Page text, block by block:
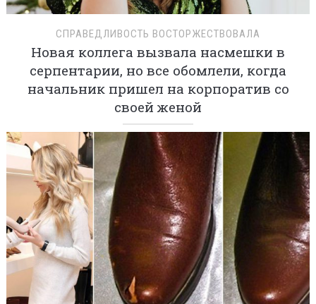
СПРАВЕДЛИВОСТЬ ВОСТОРЖЕСТВОВАЛА
Новая коллега вызвала насмешки в
серпентарии, но все обомлели, когда
начальник пришел на корпоратив со
своей женой